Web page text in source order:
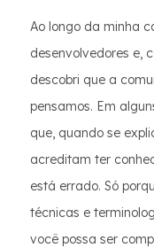
Ao longo da minha
desenvolvedores e,
descobri que a
pensamos. Em
que, quando se
acreditam ter
está errado. Só
técnicas e
você possa ser